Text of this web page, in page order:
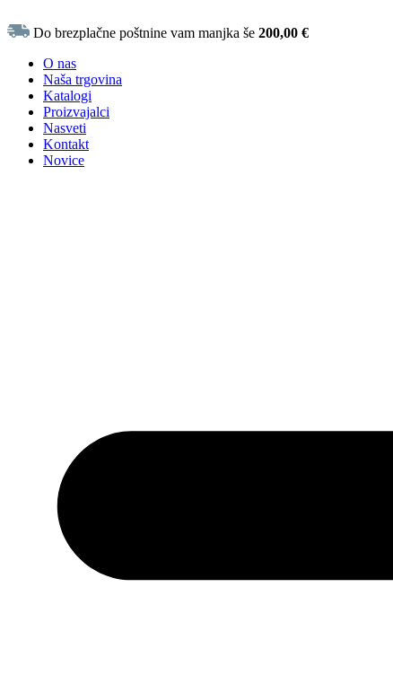
Do brezplačne poštnine vam manjka še200,00€
O nas
Naša trgovina
Katalogi
Proizvajalci
Nasveti
Kontakt
Novice